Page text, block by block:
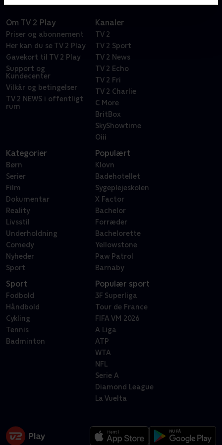
Om TV 2 Play
Priser og abonnement
Her kan du se TV 2 Play
Gavekort til TV 2 Play
Support og
Kundecenter
Vilkår og betingelser
TV 2 NEWS i offentligt
rum
Kanaler
TV 2
TV 2 Sport
TV 2 News
TV 2 Echo
TV 2 Fri
TV 2 Charlie
C More
BritBox
SkyShowtime
Oiii
Kategorier
Børn
Serier
Film
Dokumentar
Reality
Livsstil
Underholdning
Comedy
Nyheder
Sport
Populært
Klovn
Badehotellet
Sygeplejeskolen
X Factor
Bachelor
Forræder
Bachelorette
Yellowstone
Paw Patrol
Barnaby
Sport
Fodbold
Håndbold
Cykling
Tennis
Badminton
Populær sport
3F Superliga
Tour de France
FIFA VM 2026
A Liga
ATP
WTA
NFL
Serie A
Diamond League
La Vuelta